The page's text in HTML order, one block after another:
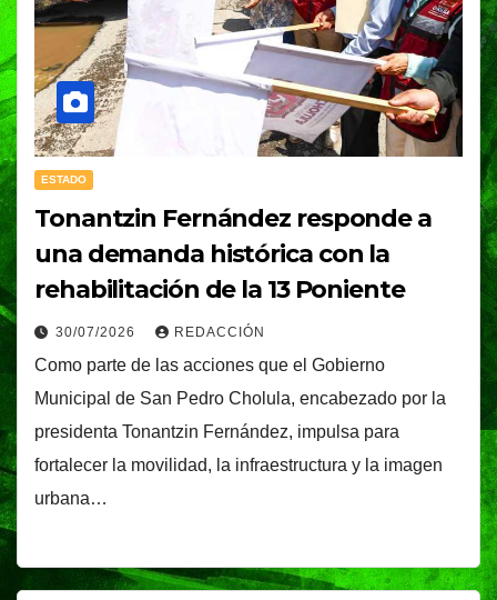
ESTADO
Tonantzin Fernández responde a
una demanda histórica con la
rehabilitación de la 13 Poniente
30/07/2026 REDACCIÓN
Como parte de las acciones que el Gobierno
Municipal de San Pedro Cholula, encabezado por la
presidenta Tonantzin Fernández, impulsa para
fortalecer la movilidad, la infraestructura y la imagen
urbana…